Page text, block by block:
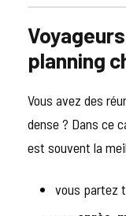
planning
Vous avez des
dense ? Dans ce
est souvent la
vous partez